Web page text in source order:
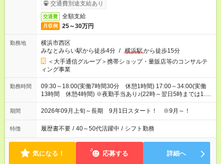
交通費別途支給あり
交通費 全額支給
月収例 25～30万円
勤務地
横浜市西区
みなとみらい駅から徒歩4分 / 横浜駅から徒歩15分
＜大手通信グループ＞携帯ショップ・量販店等のコンサルテ
ィング事業
勤務時間
09:30～18:00(実働7時間30分 休憩1時間) 17:00～34:00(実働
13時間 休憩4時間) ※夜勤手当あり♪(22時～翌日5時までは1.25
倍)
期間 2026年09月上旬～長期 9月1日スタート！ ※9月～！
特徴 履歴書不要 / 40～50代活躍中 / シフト勤務
気になる！ 応募する 詳細へ